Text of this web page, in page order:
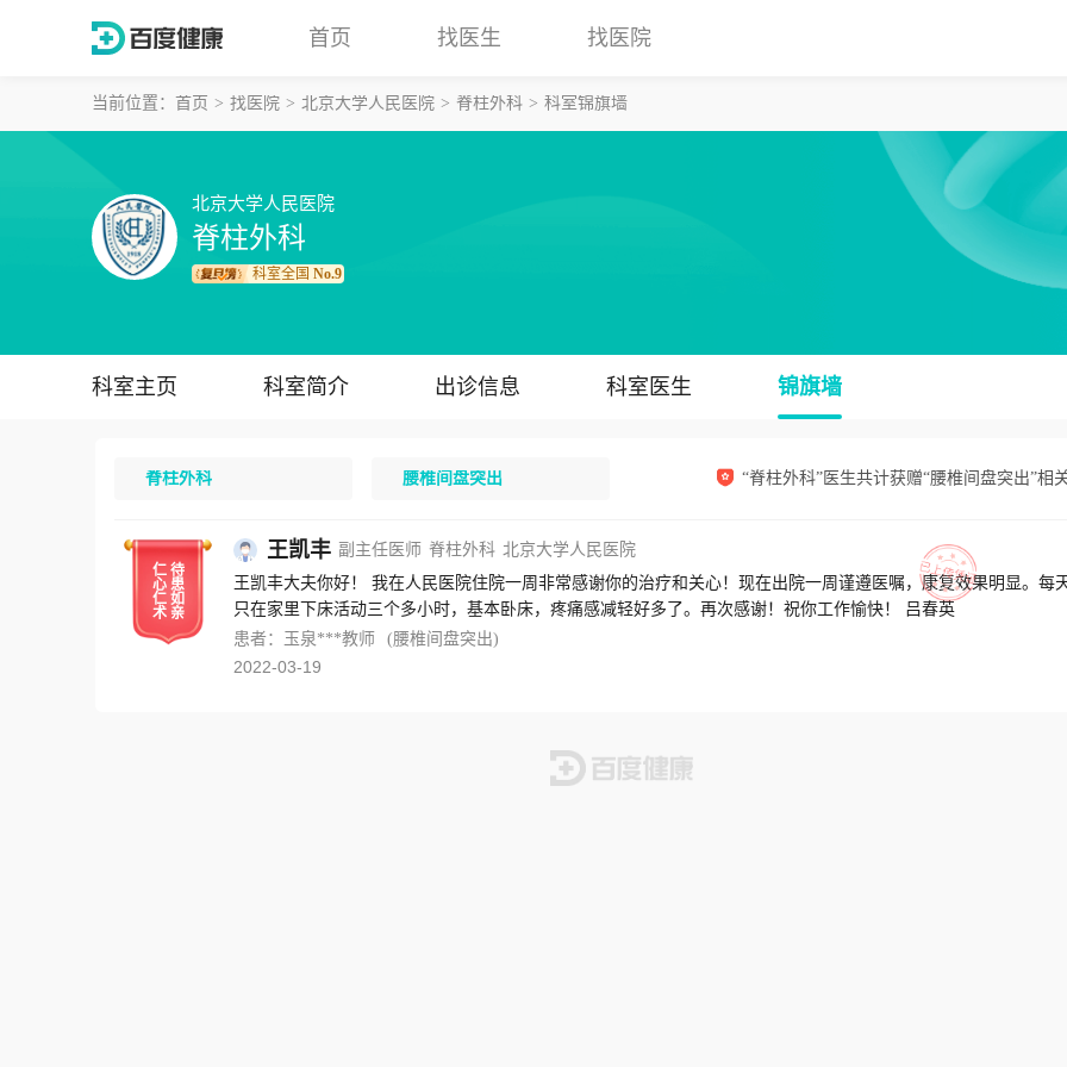
首页 找医生 找医院
当前位置： 首页 找医院 北京大学人民医院 脊柱外科 科室锦旗墙
北京大学人民医院
脊柱外科
科室全国 No.9
科室主页 科室简介 出诊信息 科室医生 锦旗墙
脊柱外科 腰椎间盘突出 “脊柱外科”医生共计获赠“腰椎间盘突出”相
仁
心
仁
术
待
患
如
亲
王凯丰 副主任医师 脊柱外科 北京大学人民医院
王凯丰大夫你好！ 我在人民医院住院一周非常感谢你的治疗和关心！现在出院一周谨遵医嘱，康复效果明显。每
只在家里下床活动三个多小时，基本卧床，疼痛感减轻好多了。再次感谢！祝你工作愉快！ 吕春英
患者：玉泉***教师
(腰椎间盘突出)
2022-03-19